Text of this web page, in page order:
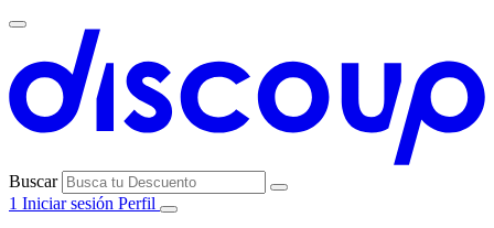
Buscar
1 Iniciar sesión Perfil